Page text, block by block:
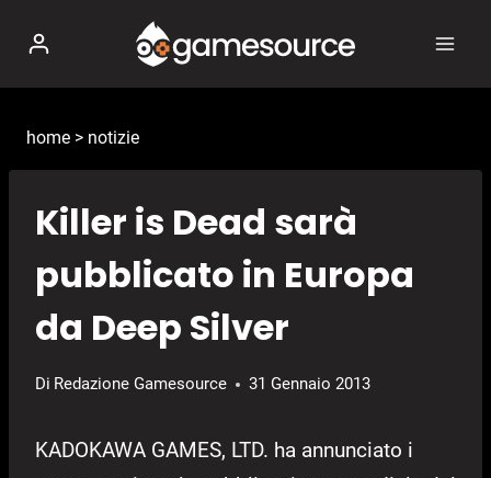
contenuto
home > notizie
Killer is Dead sarà
pubblicato in Europa
da Deep Silver
Di Redazione Gamesource 31 Gennaio 2013
KADOKAWA GAMES, LTD. ha annunciato i